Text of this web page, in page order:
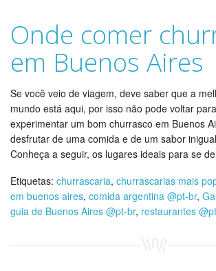
Onde comer
em Buenos Aires
Se você veio de viagem, deve saber que a
mundo está aqui, por isso não pode voltar
experimentar um bom churrasco em Buenos
desfrutar de uma comida e de um sabor
Conheça a seguir, os lugares ideais para se
Etiquetas: churrascaria, churrascarias mais
em buenos aires, comida argentina @pt-br,
guia de Buenos Aires @pt-br, restaurantes